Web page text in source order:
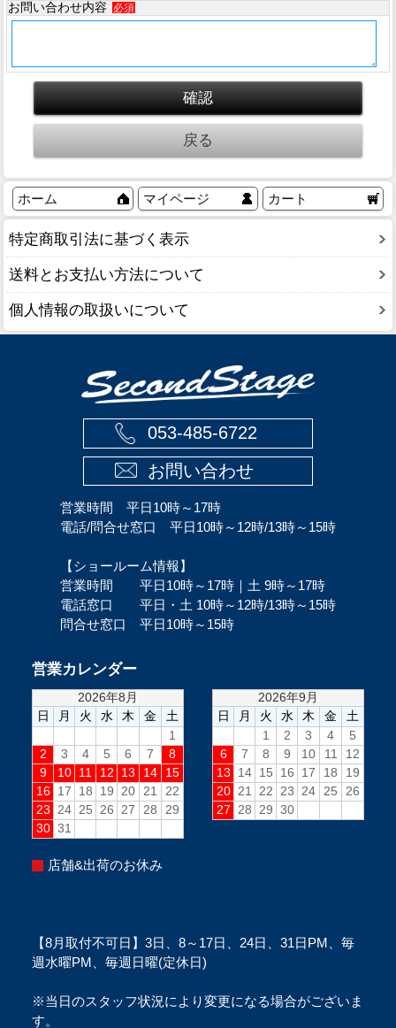
お問い合わせ内容
必須
ホーム マイページ カート
特定商取引法に基づく表示
送料とお支払い方法について
個人情報の取扱いについて
053-485-6722
お問い合わせ
営業時間 平日10時～17時
電話/問合せ窓口 平日10時～12時/13時～15時
【ショールーム情報】
営業時間 平日10時～17時｜土 9時～17時
電話窓口 平日・土 10時～12時/13時～15時
問合せ窓口 平日10時～15時
営業カレンダー
店舗&出荷のお休み
【8月取付不可日】3日、8～17日、24日、31日PM、毎
週水曜PM、毎週日曜(定休日)
※当日のスタッフ状況により変更になる場合がございま
す。